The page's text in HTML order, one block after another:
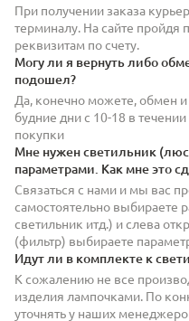
При получении заказа
терминалу. На сайте пройдя
реквизитам по счету.
Могу ли я вернуть либо
подошел?
Да, конечно можете, обмен
будние дни с 10-18 в
покупки
Мне нужен светильник
параметрами. Как мне это
Связаться с нами и мы вас
самостоятельно выбираете
светильник итд.) и слева
(фильтр) выбираете
Идут ли в комплекте к
К сожалению не все
изделия лампочками. По
уточнять у наших